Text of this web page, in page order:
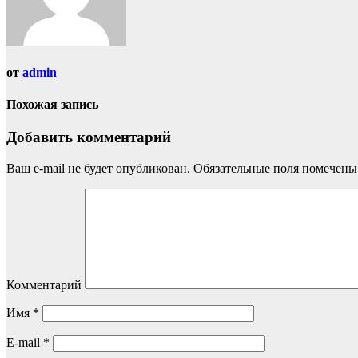
от admin
Похожая запись
Добавить комментарий
Ваш e-mail не будет опубликован. Обязательные поля
Комментарий
Имя *
E-mail *